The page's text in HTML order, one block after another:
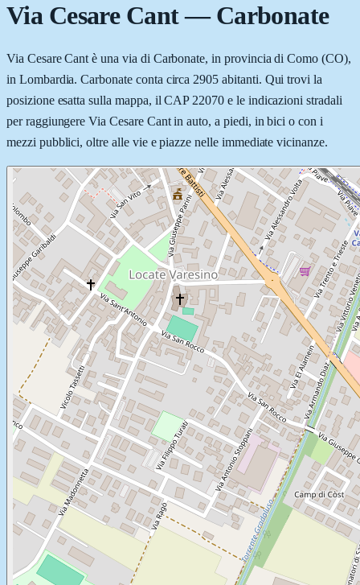
Via Cesare Cant—Carbonate
Via Cesare Cant è una via di Carbonate, in provincia di Como (CO),
in Lombardia. Carbonate conta circa 2905 abitanti. Qui trovi la
posizione esatta sulla mappa, il CAP 22070 e le indicazioni stradali
per raggiungere Via Cesare Cant in auto, a piedi, in bici o con i
mezzi pubblici, oltre alle vie e piazze nelle immediate vicinanze.